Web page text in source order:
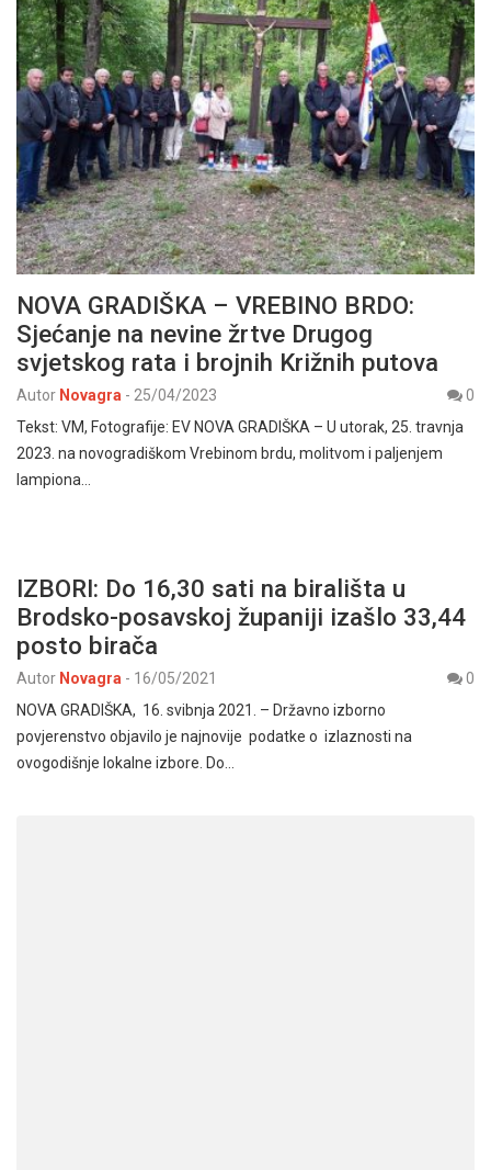
NOVA GRADIŠKA – VREBINO BRDO:
Sjećanje na nevine žrtve Drugog
svjetskog rata i brojnih Križnih putova
Autor Novagra - 25/04/2023
0
Tekst: VM, Fotografije: EV NOVA GRADIŠKA – U utorak, 25. travnja
2023. na novogradiškom Vrebinom brdu, molitvom i paljenjem
lampiona…
IZBORI: Do 16,30 sati na birališta u
Brodsko-posavskoj županiji izašlo 33,44
posto birača
Autor Novagra - 16/05/2021
0
NOVA GRADIŠKA, 16. svibnja 2021. – Državno izborno
povjerenstvo objavilo je najnovije podatke o izlaznosti na
ovogodišnje lokalne izbore. Do…